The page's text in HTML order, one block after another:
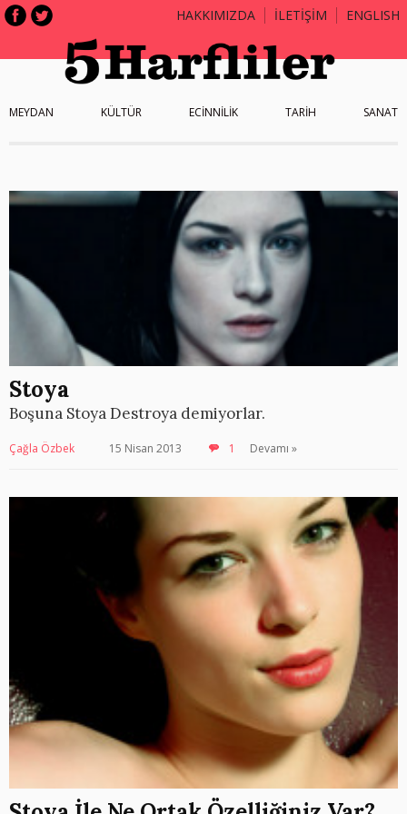
HAKKIMIZDA İLETİŞİM ENGLISH
MEYDAN KÜLTÜR ECİNNİLİK TARİH SANAT
Stoya
Boşuna Stoya Destroya demiyorlar.
Çağla Özbek 15 Nisan 2013 1 Devamı »